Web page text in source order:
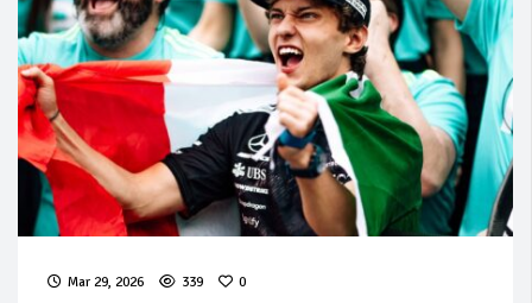
Mar 29, 2026 339 0